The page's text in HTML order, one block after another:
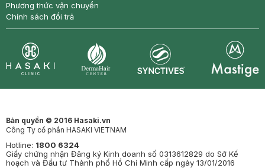
Phương thức vận chuyển
Chính sách đổi trả
Bản quyền © 2016 Hasaki.vn
Công Ty cổ phần HASAKI VIETNAM
Hotline: 1800 6324
Giấy chứng nhận Đăng ký Kinh doanh số 0313612829 do Sở Kế
hoạch và Đầu tư Thành phố Hồ Chí Minh cấp ngày 13/01/2016